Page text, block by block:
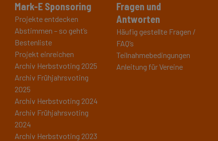
Mark-E Sponsoring
Projekte entdecken
Abstimmen – so geht’s
Bestenliste
Projekt einreichen
Archiv Herbstvoting 2025
Archiv Frühjahrsvoting
2025
Archiv Herbstvoting 2024
Archiv Frühjahrsvoting
2024
Archiv Herbstvoting 2023
Fragen und
Antworten
Häufig gestellte Fragen /
FAQ’s
Teilnahmebedingungen
Anleitung für Vereine